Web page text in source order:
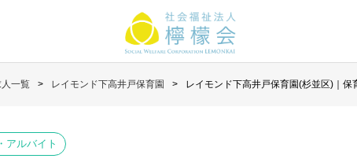
一覧 レイモンド下高井戸保育園 レイモンド下高井戸保育園(杉並区)｜保
アルバイト